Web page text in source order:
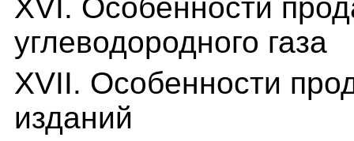
XVI. Особенности
углеводородного газа
XVII. Особенности
изданий